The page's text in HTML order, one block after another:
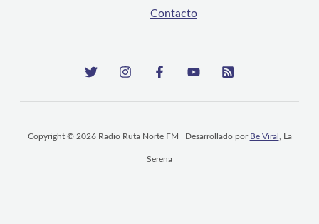
Contacto
Copyright © 2026 Radio Ruta Norte FM | Desarrollado por Be Viral , La
Serena